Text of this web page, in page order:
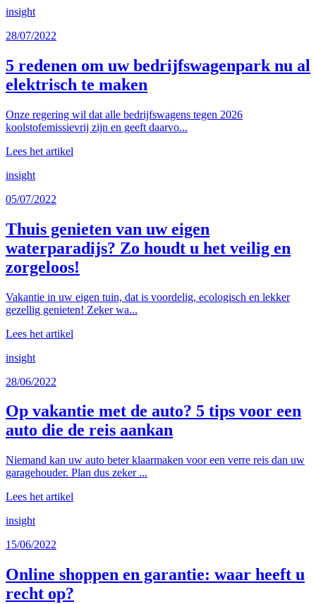
insight
28/07/2022
5 redenen om uw bedrijfswagenpark nu al
elektrisch te maken
Onze regering wil dat alle bedrijfswagens tegen 2026
koolstofemissievrij zijn en geeft daarvo...
Lees het artikel
insight
05/07/2022
Thuis genieten van uw eigen
waterparadijs? Zo houdt u het veilig en
zorgeloos!
Vakantie in uw eigen tuin, dat is voordelig, ecologisch en lekker
gezellig genieten! Zeker wa...
Lees het artikel
insight
28/06/2022
Op vakantie met de auto? 5 tips voor een
auto die de reis aankan
Niemand kan uw auto beter klaarmaken voor een verre reis dan uw
garagehouder. Plan dus zeker ...
Lees het artikel
insight
15/06/2022
Online shoppen en garantie: waar heeft u
recht op?